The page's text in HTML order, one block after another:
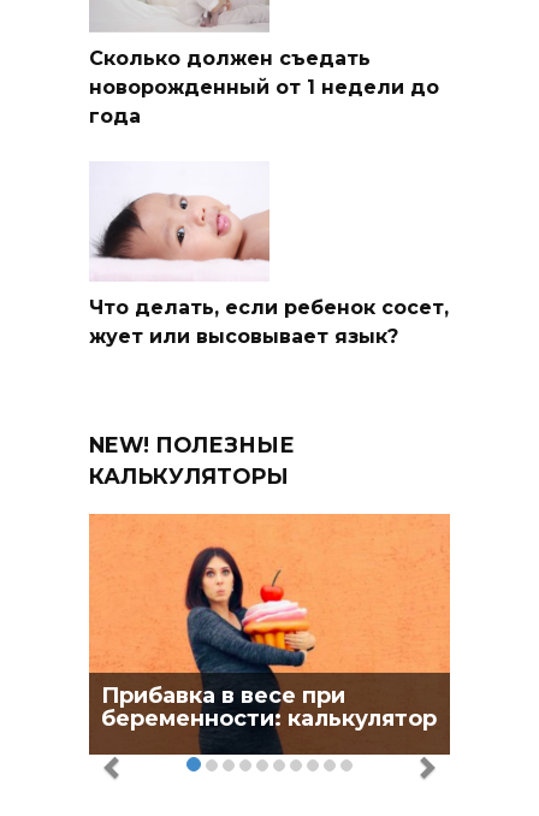
Сколько должен съедать
новорожденный от 1 недели до
года
Что делать, если ребенок сосет,
жует или высовывает язык?
NEW! ПОЛЕЗНЫЕ
КАЛЬКУЛЯТОРЫ
Прибавка в весе при
беременности: калькулятор